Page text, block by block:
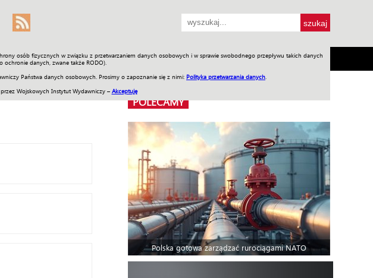
osób fizycznych w związku z przetwarzaniem danych osobowych i w sprawie swobodnego przepływu takich danych
danych, zwane także RODO).
Państwa danych osobowych. Prosimy o zapoznanie się z nimi: Polityka przetwarzania danych
Wojskowych Instytut Wydawniczy – Akceptuję
Galerie Wideo ENGLISH SKLEP Jednodniówki Praca w WIW
POLECAMY
Polska gotowa zarządzać rurociągami NATO